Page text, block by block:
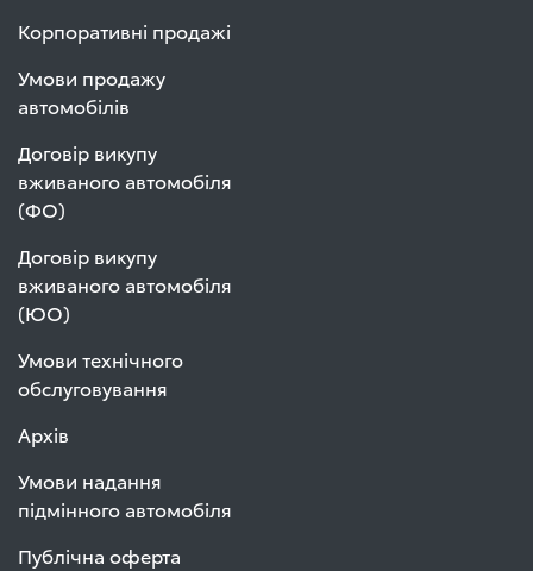
Корпоративні продажі
Умови продажу
автомобілів
Договір викупу
вживаного автомобіля
(ФО)
Договір викупу
вживаного автомобіля
(ЮО)
Умови технічного
обслуговування
Архів
Умови надання
підмінного автомобіля
Публічна оферта